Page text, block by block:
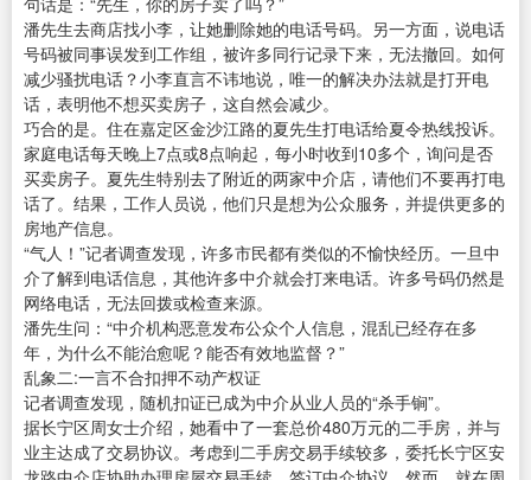
潘先生去商店找小李，让她删除她的电话号码。另一方面，说电话
号码被同事误发到工作组，被许多同行记录下来，无法撤回。如何
减少骚扰电话？小李直言不讳地说，唯一的解决办法就是打开电
话，表明他不想买卖房子，这自然会减少。
巧合的是。住在嘉定区金沙江路的夏先生打电话给夏令热线投诉。
家庭电话每天晚上7点或8点响起，每小时收到10多个，询问是否
买卖房子。夏先生特别去了附近的两家中介店，请他们不要再打电
话了。结果，工作人员说，他们只是想为公众服务，并提供更多的
房地产信息。
“气人！”记者调查发现，许多市民都有类似的不愉快经历。一旦中
介了解到电话信息，其他许多中介就会打来电话。许多号码仍然是
网络电话，无法回拨或检查来源。
潘先生问：“中介机构恶意发布公众个人信息，混乱已经存在多
年，为什么不能治愈呢？能否有效地监督？”
乱象二:一言不合扣押不动产权证
记者调查发现，随机扣证已成为中介从业人员的“杀手锏”。
据长宁区周女士介绍，她看中了一套总价480万元的二手房，并与
业主达成了交易协议。考虑到二手房交易手续较多，委托长宁区安